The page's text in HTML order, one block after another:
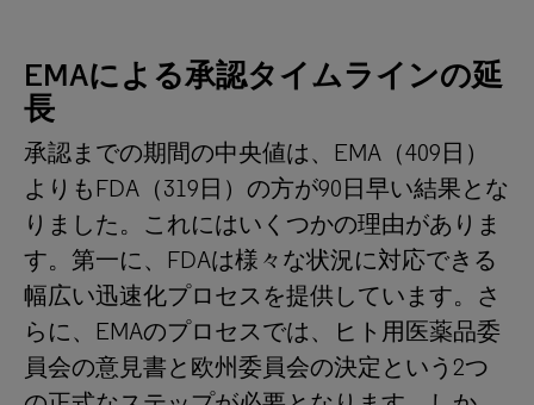
EMAによる承認タイムラインの延
長
承認までの期間の中央値は、EMA（409日）
よりもFDA（319日）の方が90日早い結果とな
りました。これにはいくつかの理由がありま
す。第一に、FDAは様々な状況に対応できる
幅広い迅速化プロセスを提供しています。さ
らに、EMAのプロセスでは、ヒト用医薬品委
員会の意見書と欧州委員会の決定という2つ